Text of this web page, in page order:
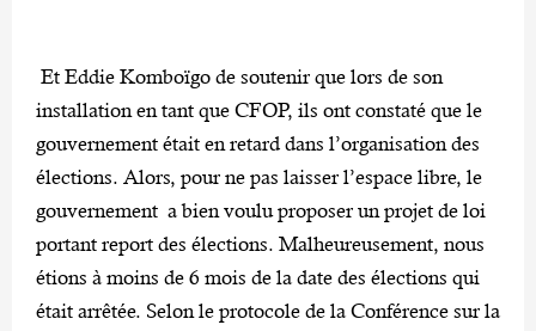
Et Eddie Komboïgo de soutenir que lors de son
installation en tant que CFOP, ils ont constaté que le
gouvernement était en retard dans l’organisation des
élections. Alors, pour ne pas laisser l’espace libre, le
gouvernement a bien voulu proposer un projet de loi
portant report des élections. Malheureusement, nous
étions à moins de 6 mois de la date des élections qui
était arrêtée. Selon le protocole de la Conférence sur la